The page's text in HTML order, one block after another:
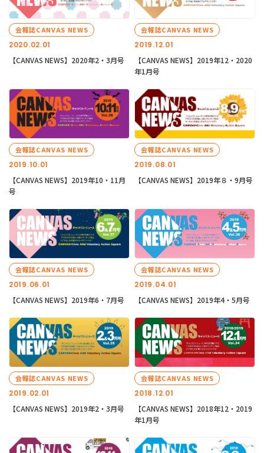
2020.02.01
会報誌CANVAS NEWS
【CANVAS NEWS】2020年2・3月号
2019.12.01
会報誌CANVAS NEWS
【CANVAS NEWS】2019年12・2020
年1月号
2019.10.01
会報誌CANVAS NEWS
【CANVAS NEWS】2019年10・11月
号
2019.08.01
会報誌CANVAS NEWS
【CANVAS NEWS】2019年８・9月号
2019.06.01
会報誌CANVAS NEWS
【CANVAS NEWS】2019年6・7月号
2019.04.01
会報誌CANVAS NEWS
【CANVAS NEWS】2019年4・5月号
2019.02.01
会報誌CANVAS NEWS
【CANVAS NEWS】2019年2・3月号
2018.12.01
会報誌CANVAS NEWS
【CANVAS NEWS】2018年12・2019
年1月号